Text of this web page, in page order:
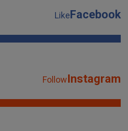
LikeFacebook
FollowInstagram